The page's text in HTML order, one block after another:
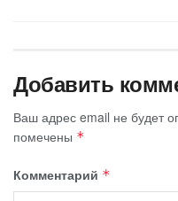
Добавить
Ваш адрес email не будет
помечены *
Комментарий *